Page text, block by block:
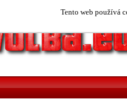
Tento web používá